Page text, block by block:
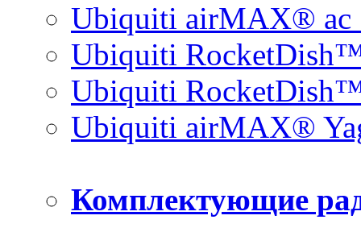
Ubiquiti airMAX® ac
Ubiquiti
Ubiquiti
Ubiquiti airMAX®
Комплектующие